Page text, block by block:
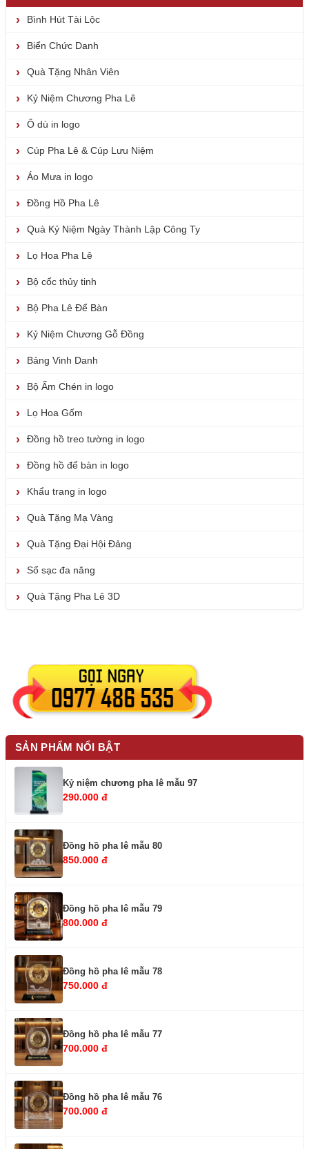
Bình Hút Tài Lộc
Biển Chức Danh
Quà Tặng Nhân Viên
Kỷ Niệm Chương Pha Lê
Ô dù in logo
Cúp Pha Lê & Cúp Lưu Niệm
Áo Mưa in logo
Đồng Hồ Pha Lê
Quà Kỷ Niệm Ngày Thành Lập Công Ty
Lọ Hoa Pha Lê
Bộ cốc thủy tinh
Bộ Pha Lê Để Bàn
Kỷ Niệm Chương Gỗ Đồng
Bảng Vinh Danh
Bộ Ấm Chén in logo
Lọ Hoa Gốm
Đồng hồ treo tường in logo
Đồng hồ để bàn in logo
Khẩu trang in logo
Quà Tặng Mạ Vàng
Quà Tặng Đại Hội Đảng
Sổ sạc đa năng
Quà Tặng Pha Lê 3D
SẢN PHẨM NỔI BẬT
Kỷ niệm chương pha lê mẫu 97
290.000 đ
Đồng hồ pha lê mẫu 80
850.000 đ
Đồng hồ pha lê mẫu 79
800.000 đ
Đồng hồ pha lê mẫu 78
750.000 đ
Đồng hồ pha lê mẫu 77
700.000 đ
Đồng hồ pha lê mẫu 76
700.000 đ